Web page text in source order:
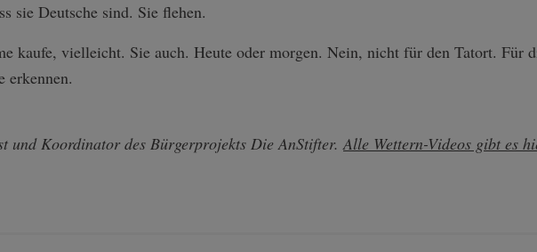
sie Deutsche sind. Sie flehen.
kaufe, vielleicht. Sie auch. Heute oder morgen. Nein, nicht für den Tatort. Für
erkennen.
und Koordinator des Bürgerprojekts Die AnStifter.Alle Wettern-Videos gibt es